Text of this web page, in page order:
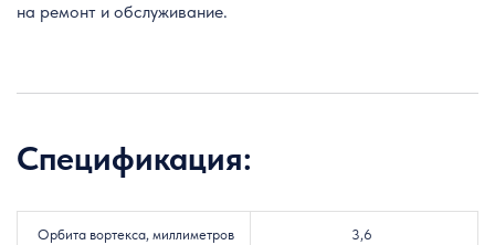
на ремонт и обслуживание.
Спецификация:
Орбита вортекса, миллиметров 3,6